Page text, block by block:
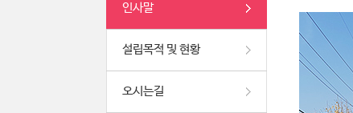
인사말
설립목적 및 현황
오시는길